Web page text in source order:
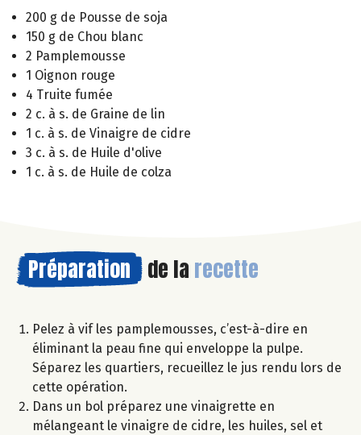
200 g de Pousse de soja
150 g de Chou blanc
2 Pamplemousse
1 Oignon rouge
4 Truite fumée
2 c. à s. de Graine de lin
1 c. à s. de Vinaigre de cidre
3 c. à s. de Huile d'olive
1 c. à s. de Huile de colza
Préparation de la recette
Pelez à vif les pamplemousses, c’est-à-dire en
éliminant la peau fine qui enveloppe la pulpe.
Séparez les quartiers, recueillez le jus rendu lors de
cette opération.
Dans un bol préparez une vinaigrette en
mélangeant le vinaigre de cidre, les huiles, sel et